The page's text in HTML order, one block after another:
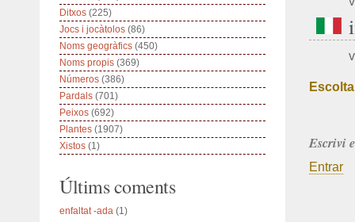
Escrivi
Entrar
Ditxos (225)
Jocs i jocàtolos (86)
Noms geogràfics (450)
Noms propis (369)
Números (386)
Pardals (701)
Peixos (692)
Plantes (1907)
Xistos (1)
Últims coments
enfaltat -ada (1)